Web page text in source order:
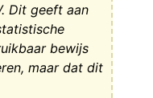
Dit geeft aan
bewijs
maar dat dit